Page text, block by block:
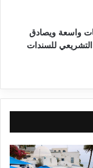
واسعة ويصادق
للسندات